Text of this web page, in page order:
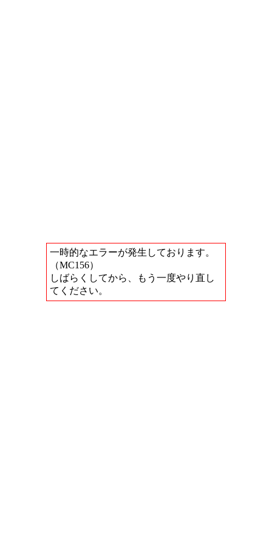
一時的なエラーが発生しております。
（MC156）
しばらくしてから、もう一度やり直し
てください。